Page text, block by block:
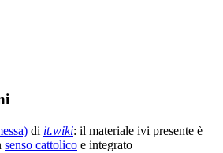
di it.wiki: il materiale ivi presente è
senso cattolico e integrato